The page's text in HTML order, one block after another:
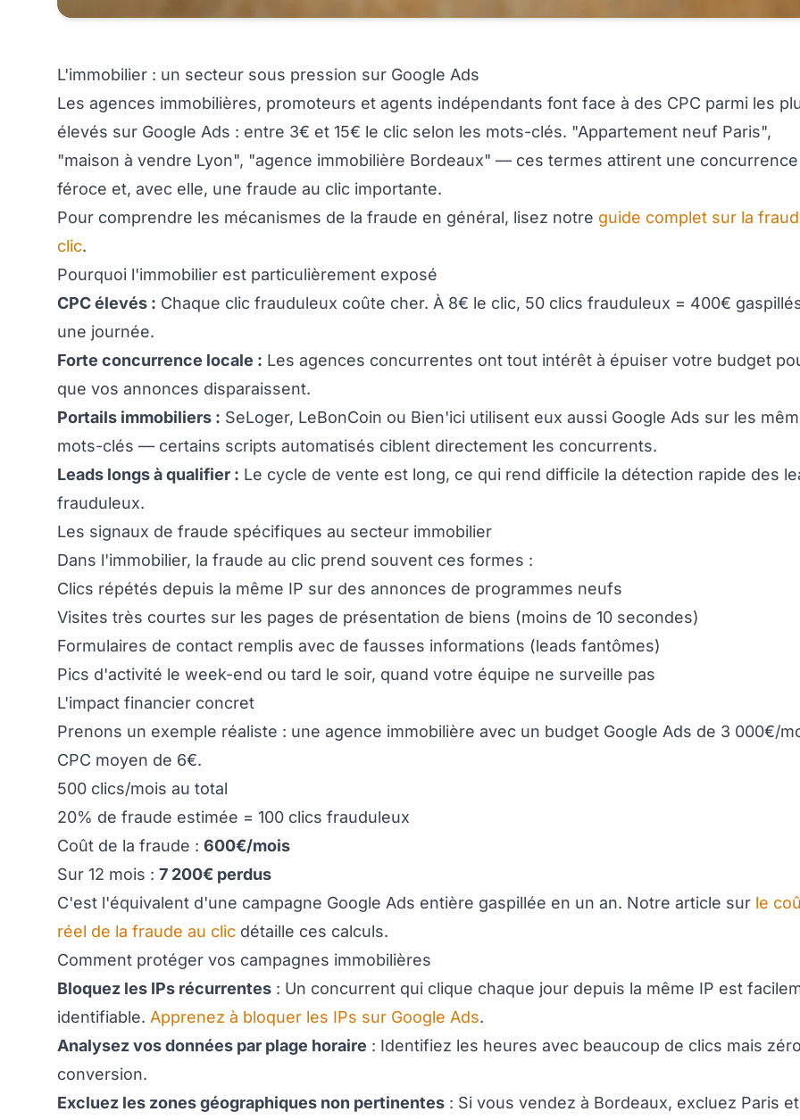
L'immobilier : un secteur sous pression sur Google Ads
Les agences immobilières, promoteurs et agents indépendants font face à des CPC parmi les
élevés sur Google Ads : entre 3€ et 15€ le clic selon les mots-clés. "Appartement neuf Paris",
"maison à vendre Lyon", "agence immobilière Bordeaux" — ces termes attirent une concurrence
féroce et, avec elle, une fraude au clic importante.
Pour comprendre les mécanismes de la fraude en général, lisez notre guide complet sur la
clic.
Pourquoi l'immobilier est particulièrement exposé
CPC élevés : Chaque clic frauduleux coûte cher. À 8€ le clic, 50 clics frauduleux = 400€
une journée.
Forte concurrence locale : Les agences concurrentes ont tout intérêt à épuiser votre budget
que vos annonces disparaissent.
Portails immobiliers : SeLoger, LeBonCoin ou Bien'ici utilisent eux aussi Google Ads sur les
mots-clés — certains scripts automatisés ciblent directement les concurrents.
Leads longs à qualifier : Le cycle de vente est long, ce qui rend difficile la détection rapide des
frauduleux.
Les signaux de fraude spécifiques au secteur immobilier
Dans l'immobilier, la fraude au clic prend souvent ces formes :
Clics répétés depuis la même IP sur des annonces de programmes neufs
Visites très courtes sur les pages de présentation de biens (moins de 10 secondes)
Formulaires de contact remplis avec de fausses informations (leads fantômes)
Pics d'activité le week-end ou tard le soir, quand votre équipe ne surveille pas
L'impact financier concret
Prenons un exemple réaliste : une agence immobilière avec un budget Google Ads de 3 000€/
CPC moyen de 6€.
500 clics/mois au total
20% de fraude estimée = 100 clics frauduleux
Coût de la fraude : 600€/mois
Sur 12 mois : 7 200€ perdus
C'est l'équivalent d'une campagne Google Ads entière gaspillée en un an. Notre article sur le
réel de la fraude au clic détaille ces calculs.
Comment protéger vos campagnes immobilières
Bloquez les IPs récurrentes : Un concurrent qui clique chaque jour depuis la même IP est
identifiable. Apprenez à bloquer les IPs sur Google Ads.
Analysez vos données par plage horaire : Identifiez les heures avec beaucoup de clics mais zéro
conversion.
Excluez les zones géographiques non pertinentes : Si vous vendez à Bordeaux, excluez Paris et